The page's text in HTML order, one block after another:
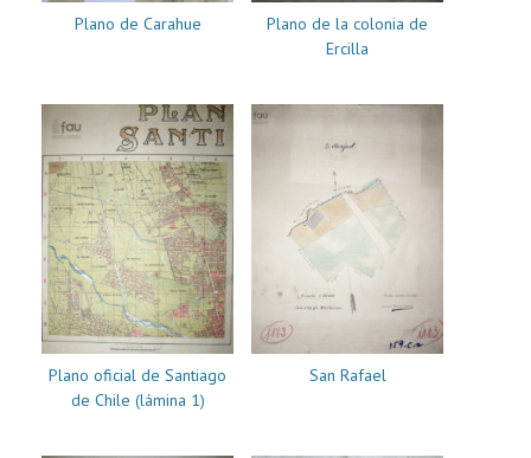
Plano de Carahue
Plano de la colonia de
Ercilla
Plano oficial de Santiago
de Chile (lámina 1)
San Rafael